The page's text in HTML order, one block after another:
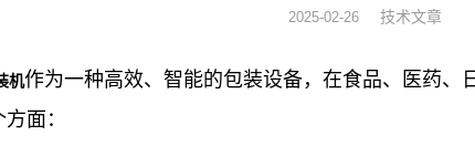
2025-02-26 技术文章
机作为一种高效、智能的包装设备，在食品、医药、
面：